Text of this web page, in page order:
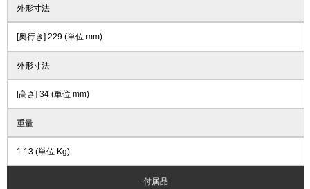
外形寸法
[奥行き] 229 (単位 mm)
外形寸法
[高さ] 34 (単位 mm)
重量
1.13 (単位 Kg)
付属品